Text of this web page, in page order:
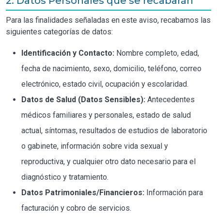
Para las finalidades señaladas en este aviso, recabamos las
siguientes categorías de datos:
Identificación y Contacto: Nombre completo, edad,
fecha de nacimiento, sexo, domicilio, teléfono, correo
electrónico, estado civil, ocupación y escolaridad.
Datos de Salud (Datos Sensibles): Antecedentes
médicos familiares y personales, estado de salud
actual, síntomas, resultados de estudios de laboratorio
o gabinete, información sobre vida sexual y
reproductiva, y cualquier otro dato necesario para el
diagnóstico y tratamiento.
Datos Patrimoniales/Financieros: Información para
facturación y cobro de servicios.